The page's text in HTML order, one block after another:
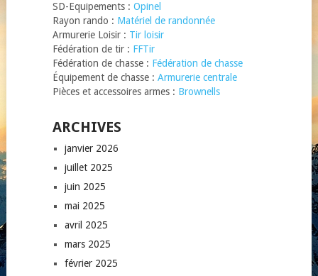
SD-Equipements : Opinel
Rayon rando : Matériel de randonnée
Armurerie Loisir : Tir loisir
Fédération de tir : FFTir
Fédération de chasse : Fédération de chasse
Équipement de chasse : Armurerie centrale
Pièces et accessoires armes : Brownells
ARCHIVES
janvier 2026
juillet 2025
juin 2025
mai 2025
avril 2025
mars 2025
février 2025